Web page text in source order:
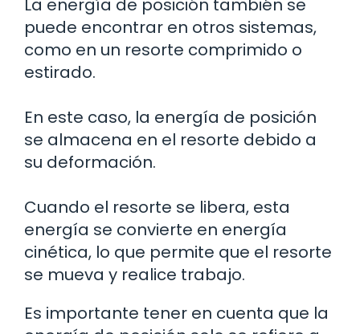
La energía de posición también se
puede encontrar en otros sistemas,
como en un resorte comprimido o
estirado.
En este caso, la energía de posición
se almacena en el resorte debido a
su deformación.
Cuando el resorte se libera, esta
energía se convierte en energía
cinética, lo que permite que el resorte
se mueva y realice trabajo.
Es importante tener en cuenta que la